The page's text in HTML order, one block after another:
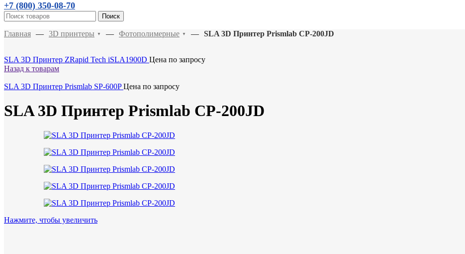
+7 (800) 350-08-70
Поиск
Главная — 3D принтеры ▼ — Фотополимерные ▼ — SLA 3D Принтер Prismlab CP-200JD
SLA 3D Принтер ZRapid Tech iSLA1900D Цена по запросу
Назад к товарам
SLA 3D Принтер Prismlab SP-600PЦена по запросу
SLA 3D Принтер Prismlab CP-200JD
Нажмите, чтобы увеличить